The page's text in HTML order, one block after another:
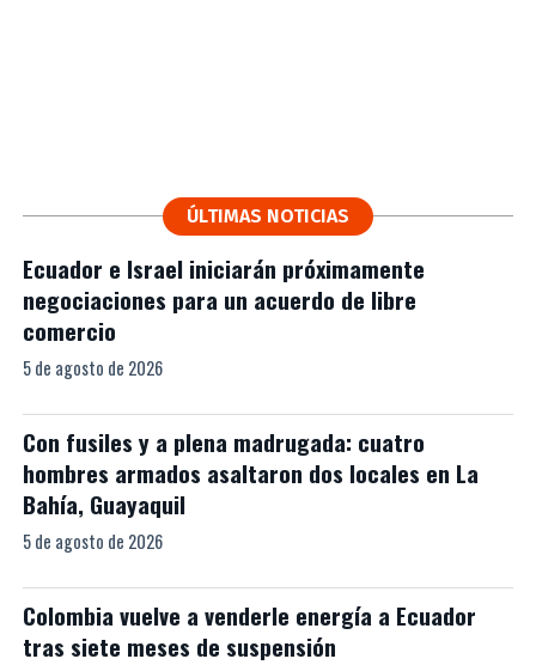
ÚLTIMAS NOTICIAS
Ecuador e Israel iniciarán próximamente
negociaciones para un acuerdo de libre
comercio
5 de agosto de 2026
Con fusiles y a plena madrugada: cuatro
hombres armados asaltaron dos locales en La
Bahía, Guayaquil
5 de agosto de 2026
Colombia vuelve a venderle energía a Ecuador
tras siete meses de suspensión